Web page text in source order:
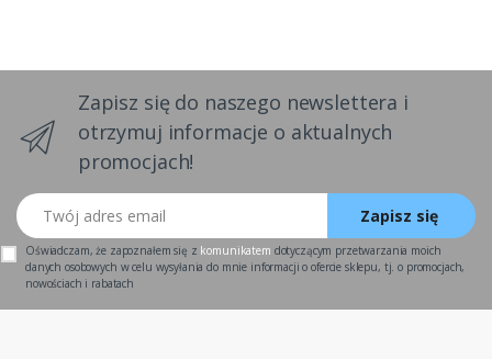
Zapisz się do naszego newslettera i
otrzymuj informacje o aktualnych
promocjach!
Twój adres email
Zapisz się
Oświadczam, że zapoznałem się z komunikatem dotyczącym przetwarzania moich
danych osobowych w celu wysyłania do mnie informacji o ofercie sklepu, tj. o promocjach,
nowościach i rabatach